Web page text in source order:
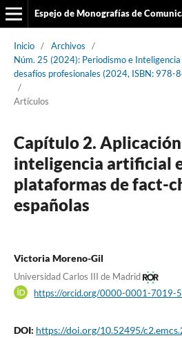
Espejo de Monografías de
Inicio / Archivos
/
Núm. 25 (2024): Periodismo e
desafíos profesionales (2024, ISBN:
/
Artículos
Capítulo 2.
inteligencia artificial
plataformas de fact-
españolas
Victoria Moreno-Gil
Universidad Carlos III de Madrid
https://orcid.org/0000-0001-7019-
DOI: https://doi.org/10.52495/